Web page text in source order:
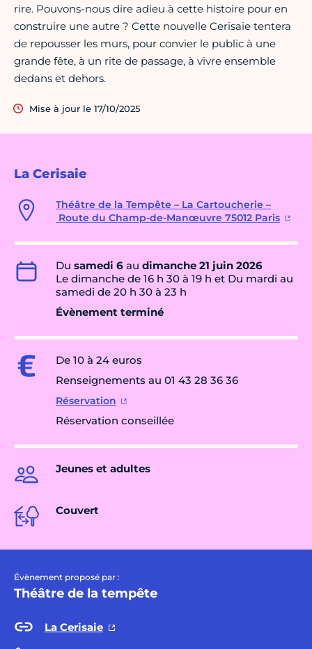
La Cerisaie
Théâtre de la Tempête – La Cartoucherie –
Route du Champ-de-Manœuvre 75012 Paris
Du samedi 6 au dimanche 21 juin 2026
Le dimanche de 16 h 30 à 19 h et Du mardi au
samedi de 20 h 30 à 23 h
Évènement terminé
De 10 à 24 euros
Renseignements au 01 43 28 36 36
Réservation
Réservation conseillée
Jeunes et adultes
Couvert
Évènement proposé par :
Théâtre de la tempête
La Cerisaie
rire. Pouvons-nous dire adieu à cette histoire pour en
construire une autre ? Cette nouvelle Cerisaie tentera
de repousser les murs, pour convier le public à une
grande fête, à un rite de passage, à vivre ensemble
dedans et dehors.
Mise à jour le 17/10/2025